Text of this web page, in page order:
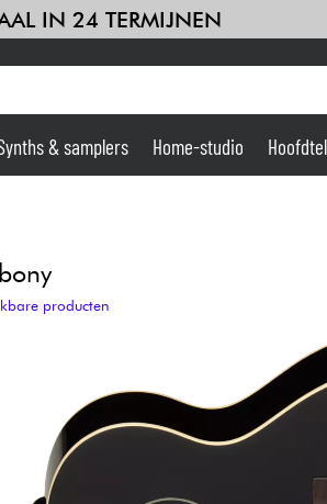
IN 24 TERMIJNEN
Kinderen
& samplers Home-studio
producten